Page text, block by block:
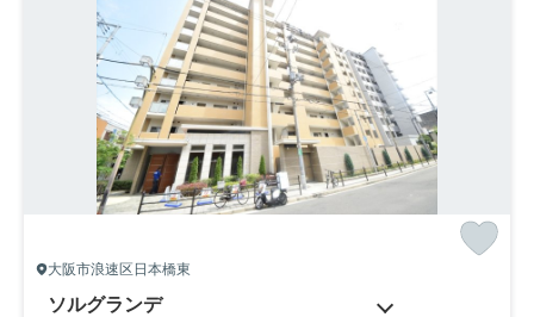
大阪市浪速区日本橋東
ソルグランデ